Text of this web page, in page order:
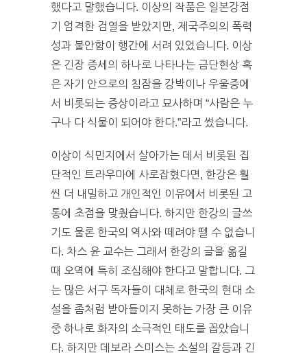
했다고 말했습니다. 이상의 작품은 일본강점
기 엄격한 검열을 받았지만, 제국주의의 폭력
성과 불안함이 행간에 서려 있었습니다. 이상
은 긴장 증세의 하나로 나타나는 금단현상 혹
은 자기 안으로의 침잠을 강박이나 우울증에
서 비롯되는 증상이라고 묘사하며 “사람은 누
구나 다 식물이 되어야 한다.”라고 썼습니다.
이상이 식민지에서 살아가는 데서 비롯된 집
단적인 트라우마에 사로잡혔다면, 한강은 훨
씬 더 내밀하고 개인적인 이유에서 비롯된 고
통에 초점을 맞췄습니다. 하지만 한강의 글쓰
기도 물론 한국의 역사와 떼려야 뗄 수 없습니
다. 차스 윤 교수는 그래서 한강의 글을 옮길
때 오역에 특히 조심해야 한다고 말합니다. 그
는 많은 서구 독자들이 대체로 한국의 현대 소
설을 좀처럼 받아들이지 못하는 가장 큰 이유
중 하나로 화자의 소극적인 태도를 꼽았습니
다. 하지만 데보라 스미스는 소설의 갈등과 긴